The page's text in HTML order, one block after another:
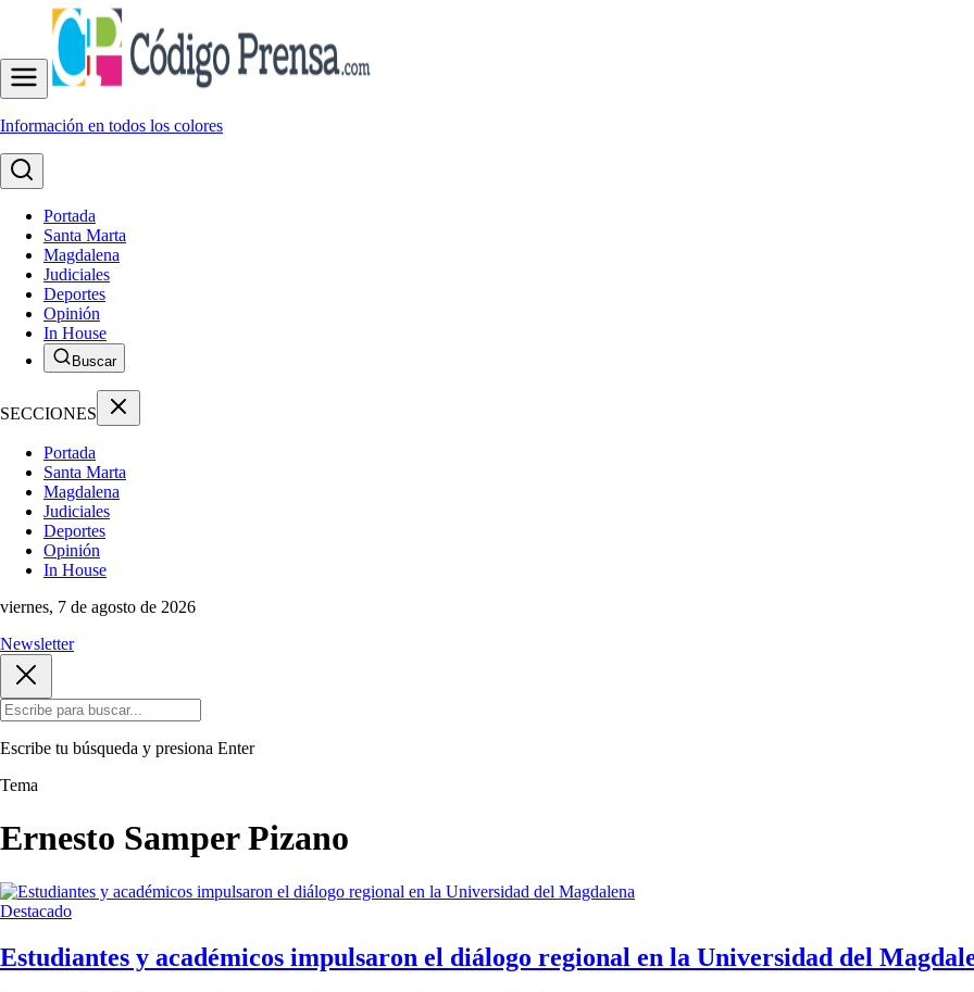
Información en todos los colores
Portada
Santa Marta
Magdalena
Judiciales
Deportes
Opinión
In House
Buscar
SECCIONES
Portada
Santa Marta
Magdalena
Judiciales
Deportes
Opinión
In House
viernes, 7 de agosto de 2026
Newsletter
Escribe tu búsqueda y presiona Enter
Tema
Ernesto Samper Pizano
Destacado
Estudiantes y académicos impulsaron el diálogo regional en la Universidad del